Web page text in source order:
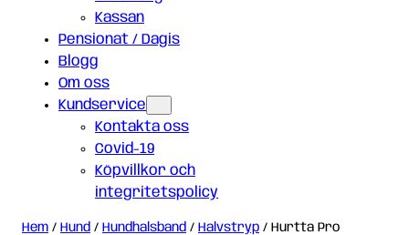
Kassan
Pensionat / Dagis
Blogg
Om oss
Kundservice
Kontakta oss
Covid-19
Köpvillkor och
integritetspolicy
Hem / Hund / Hundhalsband / Halvstryp / Hurtta Pro